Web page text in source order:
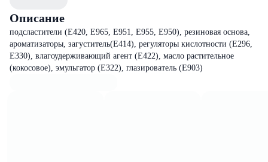
Описание
подсластители (Е420, Е965, Е951, Е955, Е950), резиновая основа,
ароматизаторы, загуститель(Е414), регуляторы кислотности (Е296,
Е330), влагоудерживающий агент (Е422), масло растительное
(кокосовое), эмульгатор (Е322), глазирователь (Е903)